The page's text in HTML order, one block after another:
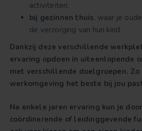
activiteiten;
bij gezinnen thuis, waar je
de verzorging van hun kind.
Dankzij deze verschillende
ervaring opdoen in uiteenlopende
met verschillende doelgroepen.
werkomgeving het beste bij jou
Na enkele jaren ervaring kun je
coördinerende of leidinggevende